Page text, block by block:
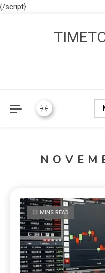
{/script}
11 MINS READ